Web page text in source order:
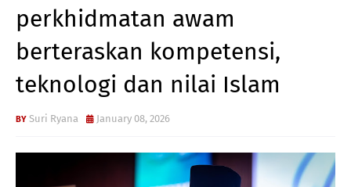
perkhidmatan awam
berteraskan kompetensi,
teknologi dan nilai Islam
Suri Ryana January 08, 2026